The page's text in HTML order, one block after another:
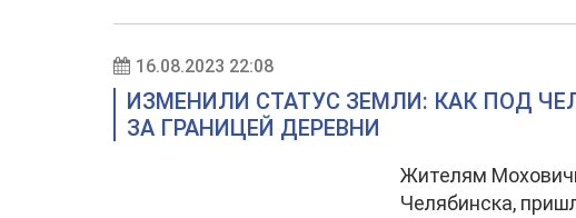
16.08.2023 22:08
ИЗМЕНИЛИ СТАТУС ЗЕМЛИ: КАК ПОД
ЗА ГРАНИЦЕЙ ДЕРЕВНИ
Жителям
Челябинска,